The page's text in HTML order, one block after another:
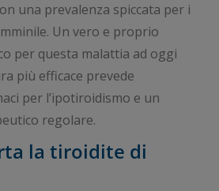
una prevalenza spiccata per i
Un vero e proprio
per questa malattia ad oggi
più efficace prevede
per l’ipotiroidismo e un
regolare.
la tiroidite di